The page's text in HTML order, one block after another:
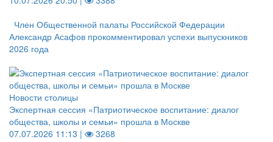
Член Общественной палаты Российской Федерации
Александр Асафов прокомментировал успехи выпускников
2026 года
Новости столицы
Экспертная сессия «Патриотическое воспитание: диалог
общества, школы и семьи» прошла в Москве
07.07.2026 11:13 |
3268